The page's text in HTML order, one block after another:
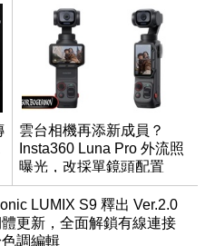
雲台相機再添新成員？
Insta360 Luna Pro 外流照
曝光，改採單鏡頭配置
LUMIX S9 釋出 Ver.2.0
更新，全面解鎖有線連接
調編輯